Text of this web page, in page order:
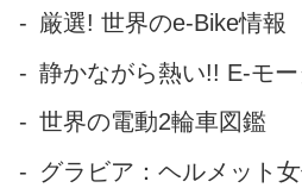
V12
わり、全
う圧倒的
エンツォ
厳選! 世界のe-Bike情報
静かながら熱い!! E-モ
世界の電動2輪車図鑑
グラビア：ヘルメット